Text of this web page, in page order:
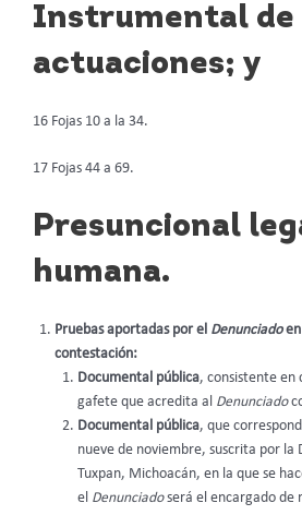
Instrumental de
actuaciones; y
16 Fojas 10 a la 34.
17 Fojas 44 a 69.
Presuncional
humana.
Pruebas aportadas por el Denunciado
contestación:
Documental pública, consistente en
gafete que acredita al
Denunciado
Documental pública, que
nueve de noviembre, suscrita por la
Tuxpan, Michoacán, en la que se
el Denunciadoserá el encargado de